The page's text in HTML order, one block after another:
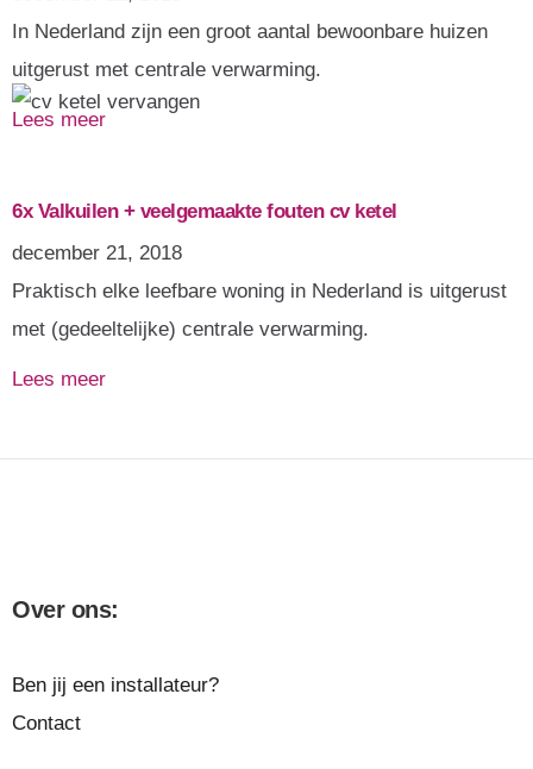
In Nederland zijn een groot aantal bewoonbare huizen
uitgerust met centrale verwarming.
Lees meer
6x Valkuilen + veelgemaakte fouten cv ketel
december 21, 2018
Praktisch elke leefbare woning in Nederland is uitgerust
met (gedeeltelijke) centrale verwarming.
Lees meer
Over ons:
Ben jij een installateur?
Contact